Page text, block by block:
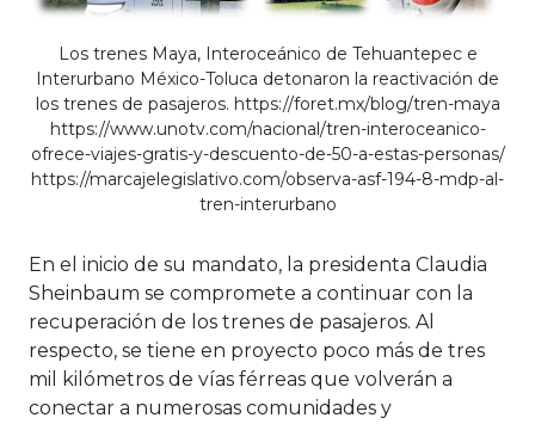
Los trenes Maya, Interoceánico de Tehuantepec e
Interurbano México-Toluca detonaron la reactivación de
los trenes de pasajeros. https://foret.mx/blog/tren-maya
https://www.unotv.com/nacional/tren-interoceanico-
ofrece-viajes-gratis-y-descuento-de-50-a-estas-personas/
https://marcajelegislativo.com/observa-asf-194-8-mdp-al-
tren-interurbano
En el inicio de su mandato, la presidenta Claudia
Sheinbaum se compromete a continuar con la
recuperación de los trenes de pasajeros. Al
respecto, se tiene en proyecto poco más de tres
mil kilómetros de vías férreas que volverán a
conectar a numerosas comunidades y